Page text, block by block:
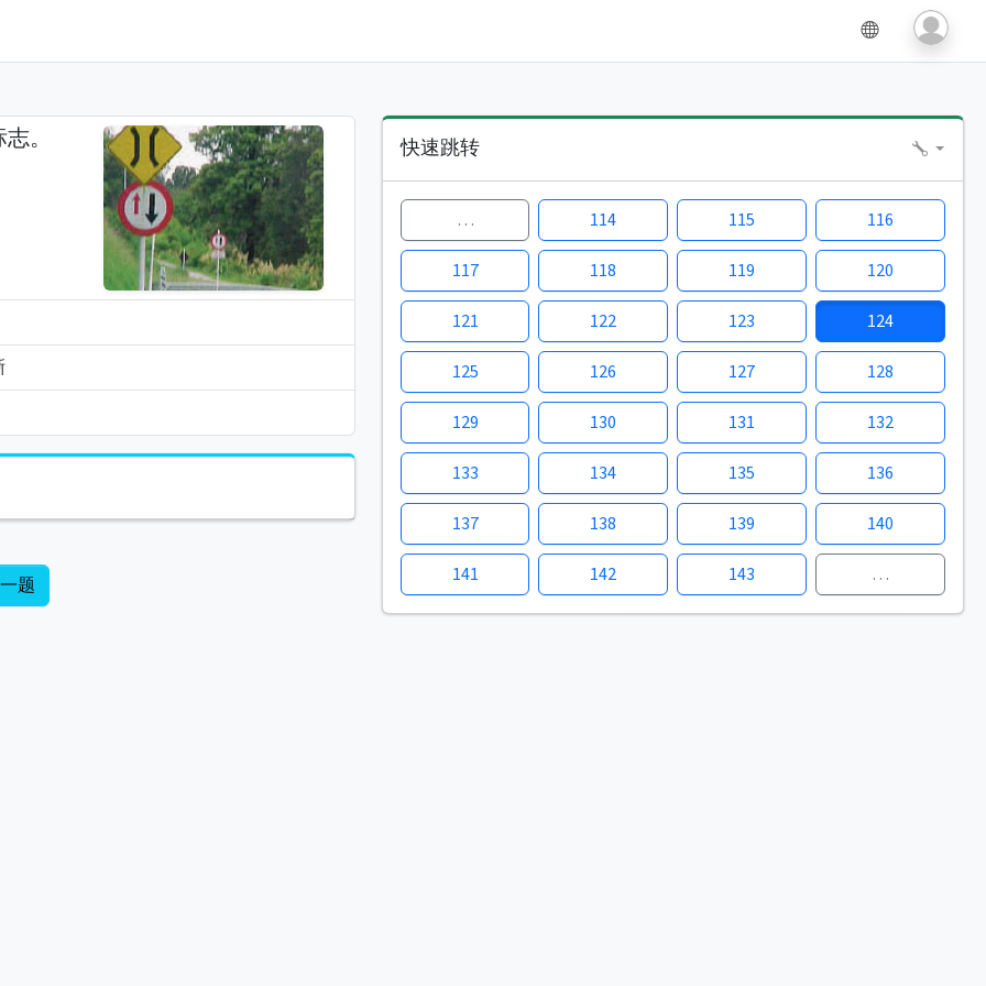
。
题
快速跳转
… 114 115 116
117 118 119 120
121 122 123 124
125 126 127 128
129 130 131 132
133 134 135 136
137 138 139 140
141 142 143 …